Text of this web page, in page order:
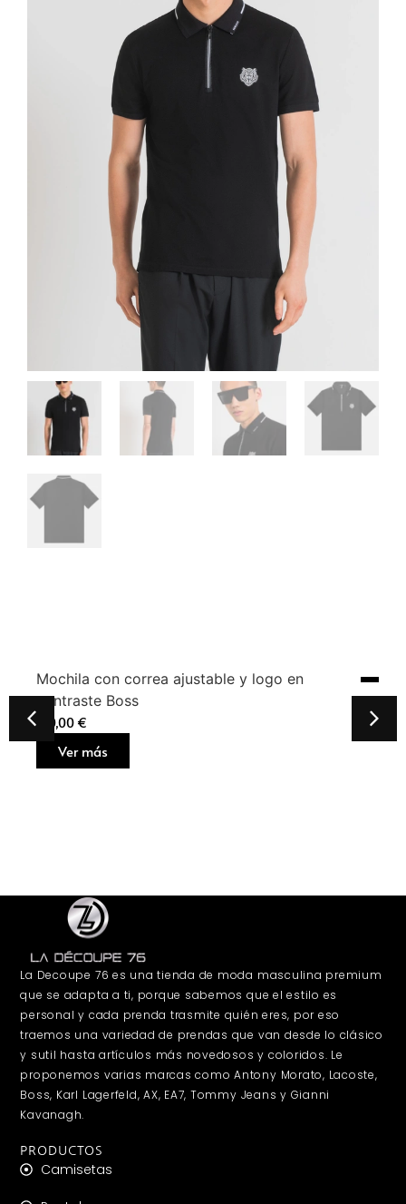
Mochila con correa ajustable y logo en
contraste Boss
160,00 €
Ver más
La Decoupe 76 es una tienda de moda masculina premium
que se adapta a ti, porque sabemos que el estilo es
personal y cada prenda trasmite quién eres, por eso
traemos una variedad de prendas que van desde lo clásico
y sutil hasta artículos más novedosos y coloridos. Le
proponemos varias marcas como Antony Morato, Lacoste,
Boss, Karl Lagerfeld, AX, EA7, Tommy Jeans y Gianni
Kavanagh.
PRODUCTOS
Camisetas